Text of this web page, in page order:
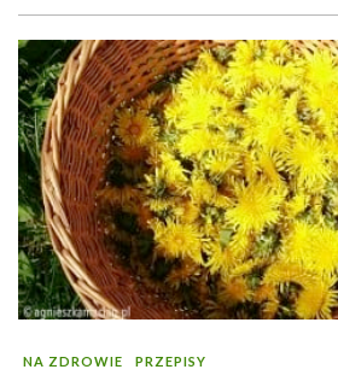
NA ZDROWIE PRZEPISY